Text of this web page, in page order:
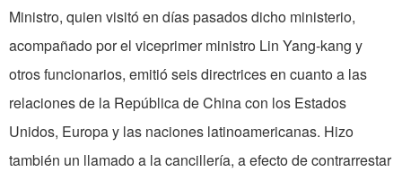
Ministro, quien visitó en días pasados dicho ministerio,
acompañado por el viceprimer ministro Lin Yang-kang y
otros funcionarios, emitió seis directrices en cuanto a las
relaciones de la República de China con los Estados
Unidos, Europa y las naciones latinoamericanas. Hizo
también un llamado a la cancillería, a efecto de contrarrestar